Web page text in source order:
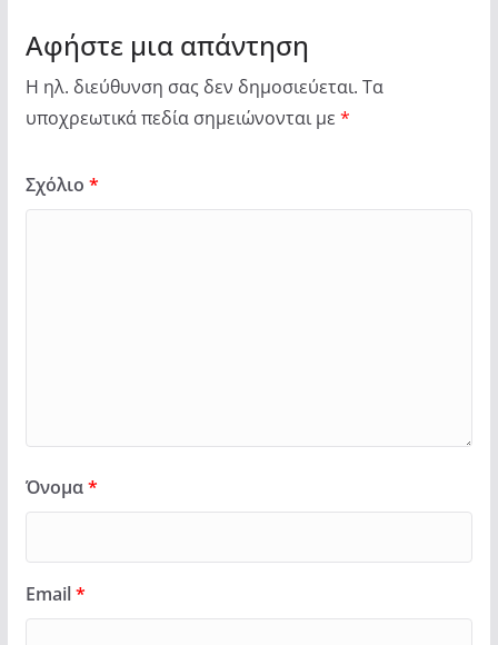
Αφήστε μια απάντηση
Η ηλ. διεύθυνση σας δεν δημοσιεύεται. Τα
υποχρεωτικά πεδία σημειώνονται με *
Σχόλιο *
Όνομα*
Email*